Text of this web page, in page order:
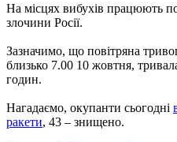
На місцях вибухів працюють
злочини Росії.
Зазначимо, що повітряна
близько 7.00 10 жовтня,
годин.
Нагадаємо, окупанти сьогодні
ракети, 43 – знищено.